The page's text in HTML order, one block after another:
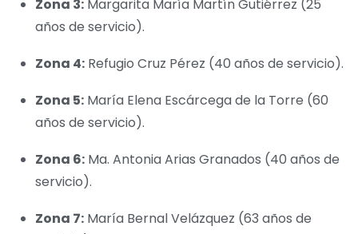
Zona 3: Margarita María Martín Gutiérrez (25
años de servicio).
Zona 4: Refugio Cruz Pérez (40 años de servicio).
Zona 5: María Elena Escárcega de la Torre (60
años de servicio).
Zona 6: Ma. Antonia Arias Granados (40 años de
servicio).
Zona 7: María Bernal Velázquez (63 años de